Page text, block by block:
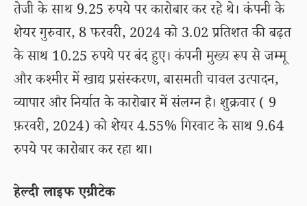
तेजी के साथ 9.25 रुपये पर कारोबार कर रहे थे। कंपनी के
शेयर गुरुवार, 8 फरवरी, 2024 को 3.02 प्रतिशत की बढ़त
के साथ 10.25 रुपये पर बंद हुए। कंपनी मुख्य रूप से जम्मू
और कश्मीर में खाद्य प्रसंस्करण, बासमती चावल उत्पादन,
व्यापार और निर्यात के कारोबार में संलग्न है। शुक्रवार ( 9
फ़रवरी, 2024) को शेयर 4.55% गिरवाट के साथ 9.64
रुपये पर कारोबार कर रहा था।
हेल्दी लाइफ एग्रीटेक